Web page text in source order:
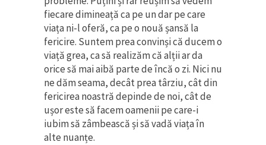
fiecare dimineață ca pe un dar pe care
viața ni-l oferă, ca pe o nouă șansă la
fericire. Suntem prea convinși că ducem o
viață grea, ca să realizăm că alții ar da
orice să mai aibă parte de încă o zi. Nici nu
ne dăm seama, decât prea târziu, cât din
fericirea noastră depinde de noi, cât de
ușor este să facem oamenii pe care-i
iubim să zâmbească și să vadă viața în
alte nuanțe.